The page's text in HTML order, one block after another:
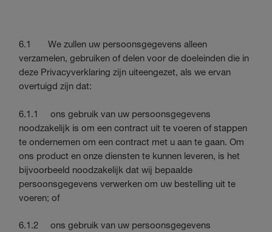
6.1 We zullen uw persoonsgegevens alleen
verzamelen, gebruiken of delen voor de doeleinden die in
deze Privacyverklaring zijn uiteengezet, als we ervan
overtuigd zijn dat:
6.1.1 ons gebruik van uw persoonsgegevens
noodzakelijk is om een contract uit te voeren of stappen
te ondernemen om een contract met u aan te gaan. Om
ons product en onze diensten te kunnen leveren, is het
bijvoorbeeld noodzakelijk dat wij bepaalde
persoonsgegevens verwerken om uw bestelling uit te
voeren; of
6.1.2 ons gebruik van uw persoonsgegevens